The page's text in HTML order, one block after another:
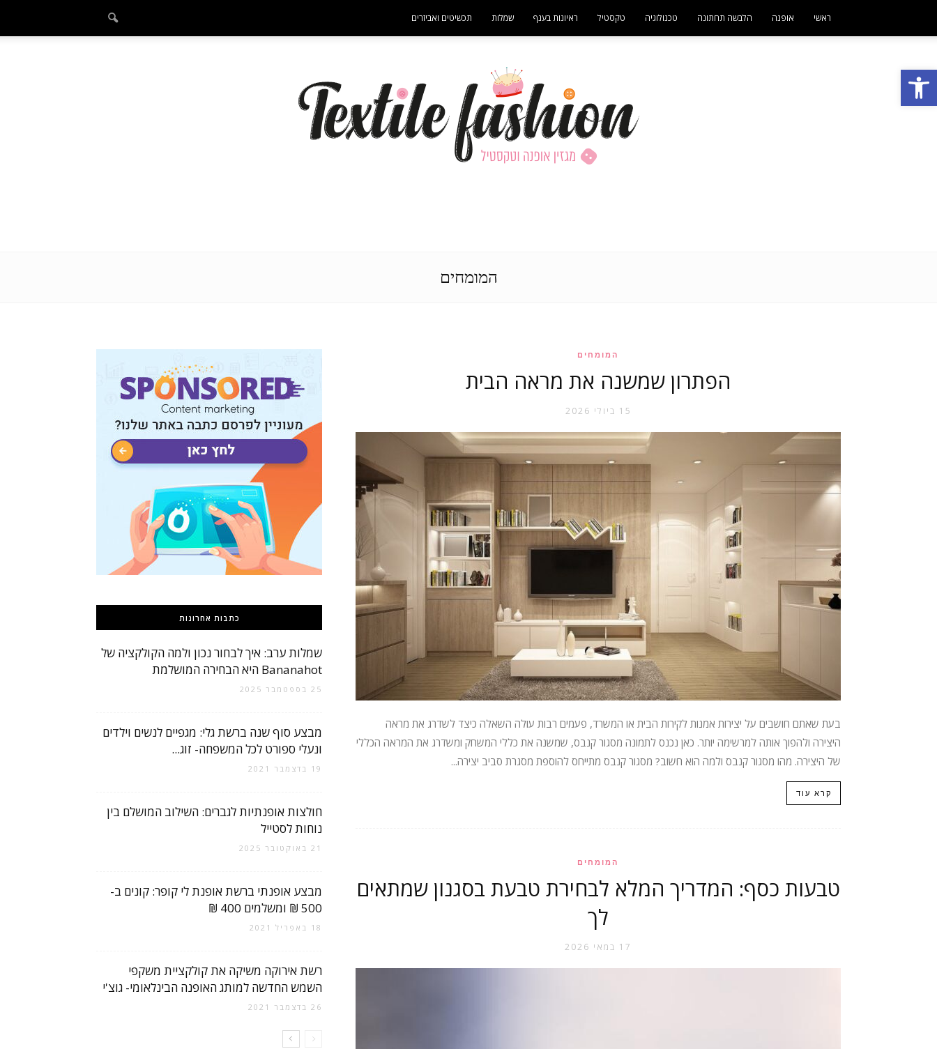
פתח סרגל נגישות
ראשי אופנה הלבשה תחתונה טכנולוגיה טקסטיל ראיונות בענף שמלות תכשיטים ואביזרים
וטקסטיל
של
המומחים
המומחים
הפתרון שמשנה את מראה הבית
15 ביולי 2026
בעת שאתם חושבים על יצירות אמנות לקירות הבית או המשרד, פעמים רבות עולה השאלה כיצד לשדרג את מראה
היצירה ולהפוך אותה למרשימה יותר. כאן נכנס לתמונה מסגור קנבס, שמשנה את כללי המשחק ומשדרג את המראה הכללי
של היצירה. מהו מסגור קנבס ולמה הוא חשוב? מסגור קנבס מתייחס להוספת מסגרת סביב יצירה...
קרא עוד
המומחים
טבעות כסף: המדריך המלא לבחירת טבעת בסגנון שמתאים
לך
17 במאי 2026
כתבות אחרונות
שמלות ערב: איך לבחור נכון ולמה הקולקציה של
Bananahot היא הבחירה המושלמת
25 בספטמבר 2025
מבצע סוף שנה ברשת גלי: מגפיים לנשים וילדים
ונעלי ספורט לכל המשפחה- זוג...
19 בדצמבר 2021
חולצות אופנתיות לגברים: השילוב המושלם בין
נוחות לסטייל
21 באוקטובר 2025
מבצע אופנתי ברשת אופנת לי קופר: קונים ב-
500 ₪ ומשלמים 400 ₪
18 באפריל 2021
רשת אירוקה משיקה את קולקציית משקפי
השמש החדשה למותג האופנה הבינלאומי- גוצ'י
26 בדצמבר 2021